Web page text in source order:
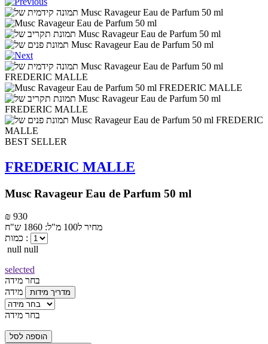
BEST SELLER
FREDERIC MALLE
Musc Ravageur Eau de Parfum 50 ml
₪ 930
מחיר ל100 מ"ל: 1860 ש"ח
כמות :
null null
selected
בחר מידה
מידה
מדריך מידות
בחר מידה
הוספה לסל